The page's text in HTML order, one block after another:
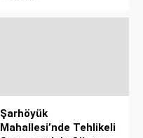
Şarhöyük
Mahallesi’nde Tehlikeli